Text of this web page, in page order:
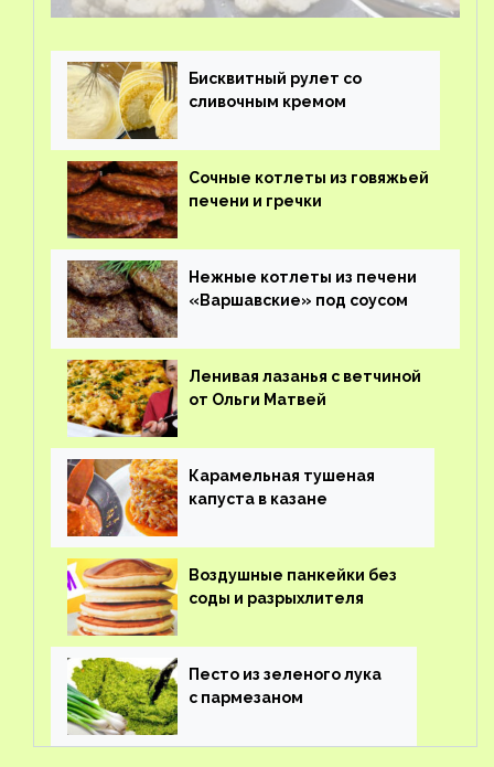
Бисквитный рулет со
сливочным кремом
Сочные котлеты из говяжьей
печени и гречки
Нежные котлеты из печени
«Варшавские» под соусом
Ленивая лазанья с ветчиной
от Ольги Матвей
Карамельная тушеная
капуста в казане
Воздушные панкейки без
соды и разрыхлителя
Песто из зеленого лука
с пармезаном